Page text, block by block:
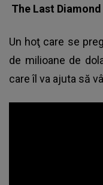
The Last
Un hoţ care se
de milioane de
care îl va ajuta să